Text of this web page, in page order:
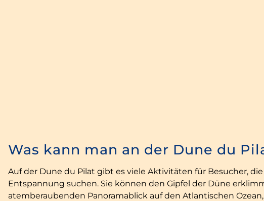
Was kann man an der Dune du
Auf der Dune du Pilat gibt es viele Aktivitäten für Besucher,
Entspannung suchen. Sie können den Gipfel der Düne
atemberaubenden Panoramablick auf den Atlantischen